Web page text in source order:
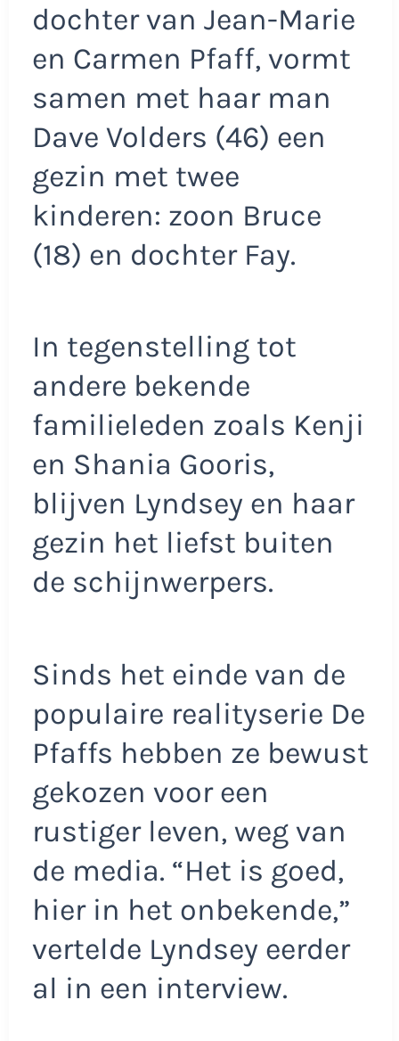
dochter van Jean-Marie
en Carmen Pfaff, vormt
samen met haar man
Dave Volders (46) een
gezin met twee
kinderen: zoon Bruce
(18) en dochter Fay.
In tegenstelling tot
andere bekende
familieleden zoals Kenji
en Shania Gooris,
blijven Lyndsey en haar
gezin het liefst buiten
de schijnwerpers.
Sinds het einde van de
populaire realityserie De
Pfaffs hebben ze bewust
gekozen voor een
rustiger leven, weg van
de media. “Het is goed,
hier in het onbekende,”
vertelde Lyndsey eerder
al in een interview.